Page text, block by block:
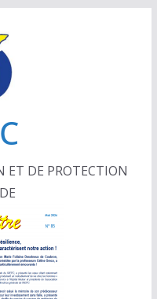
ET DE PROTECTION